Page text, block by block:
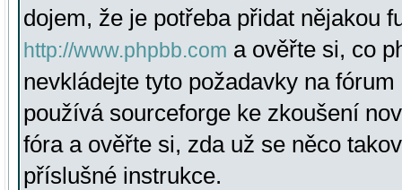
dojem, že je potřeba přidat nějakou
http://www.phpbb.com a ověřte si, co
nevkládejte tyto požadavky na
používá sourceforge ke zkoušení
fóra a ověřte si, zda už se něco
příslušné instrukce.